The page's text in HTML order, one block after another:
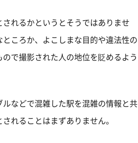
れるかというとそうではありませ
ころか、よこしまな目的や違法性の
で撮影された人の地位を貶めるよう
などで混雑した駅を混雑の情報と共
れることはまずありません。